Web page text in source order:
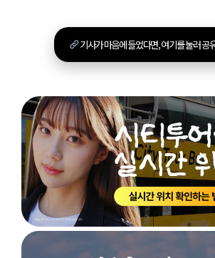
기사가 마음에 들었다면, 여기를 눌러 공